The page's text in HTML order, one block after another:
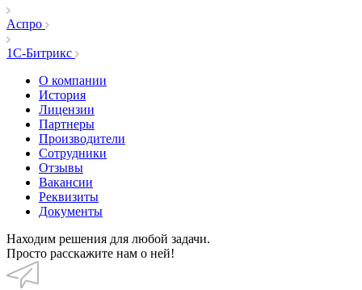
Аспро
1C-Битрикс
О компании
История
Лицензии
Партнеры
Производители
Сотрудники
Отзывы
Вакансии
Реквизиты
Документы
Находим решения для любой задачи.
Просто расскажите нам о ней!